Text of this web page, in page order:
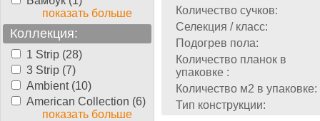
показать больше
Коллекция:
1 Strip (28)
3 Strip (7)
Ambient (10)
American Collection (6)
показать больше
Количество сучков:
Селекция / класс:
Подогрев пола:
Количество планок в
упаковке :
Количество м2 в упаковке:
Тип конструкции: